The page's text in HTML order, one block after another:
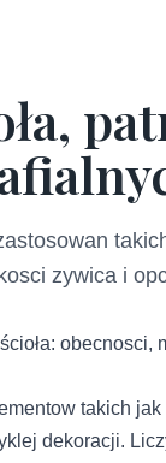
zywica i
takich
dekoracji.